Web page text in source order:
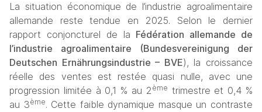
La situation économique de l’industrie agroalimentaire
allemande reste tendue en 2025. Selon le dernier
rapport conjoncturel de la Fédération allemande de
l’industrie agroalimentaire (Bundesvereinigung der
Deutschen Ernährungsindustrie – BVE), la croissance
réelle des ventes est restée quasi nulle, avec une
progression limitée à 0,1 % au 2ème trimestre et 0,4 %
au 3ème. Cette faible dynamique masque un contraste